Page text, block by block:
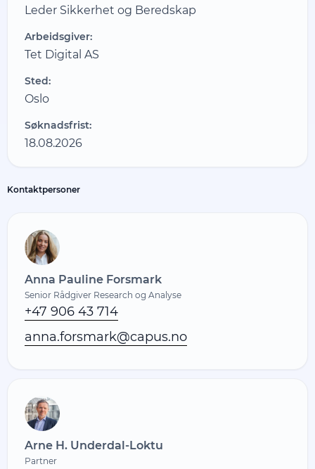
Leder Sikkerhet og Beredskap
Arbeidsgiver:
Tet Digital AS
Sted:
Oslo
Søknadsfrist:
18.08.2026
Kontaktpersoner
Anna Pauline Forsmark
Senior Rådgiver Research og Analyse
+47 906 43 714
anna.forsmark@capus.no
Arne H. Underdal-Loktu
Partner